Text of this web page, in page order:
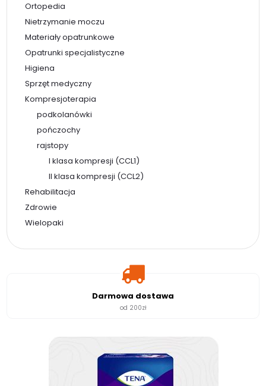
Ortopedia
Nietrzymanie moczu
Materiały opatrunkowe
Opatrunki specjalistyczne
Higiena
Sprzęt medyczny
Kompresjoterapia
podkolanówki
pończochy
rajstopy
I klasa kompresji (CCL1)
II klasa kompresji (CCL2)
Rehabilitacja
Zdrowie
Wielopaki
Darmowa dostawa
od 200zł